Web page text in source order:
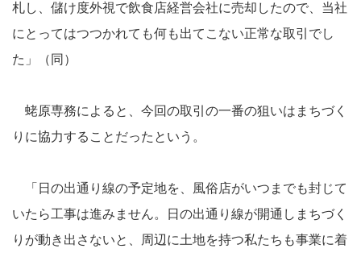
札し、儲け度外視で飲食店経営会社に売却したので、当社
にとってはつつかれても何も出てこない正常な取引でし
た」（同）
蛯原専務によると、今回の取引の一番の狙いはまちづく
りに協力することだったという。
「日の出通り線の予定地を、風俗店がいつまでも封じて
いたら工事は進みません。日の出通り線が開通しまちづく
りが動き出さないと、周辺に土地を持つ私たちも事業に着